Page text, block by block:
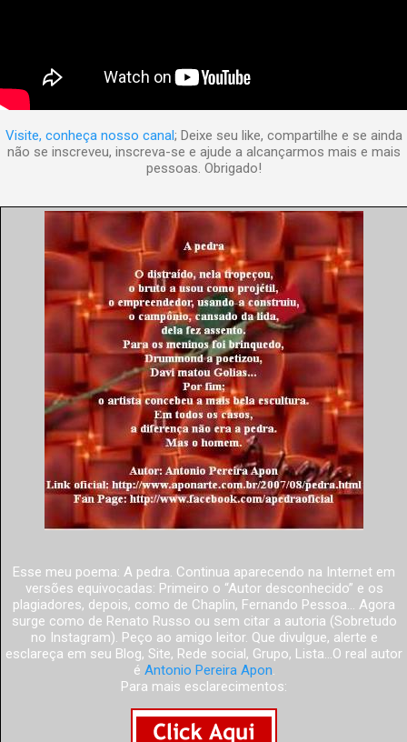
Visite, conheça nosso canal; Deixe seu like, compartilhe e se ainda
não se inscreveu, inscreva-se e ajude a alcançarmos mais e mais
pessoas. Obrigado!
Esse meu poema: A pedra. Continua aparecendo na Internet em
versões equivocadas: Primeiro o “Autor desconhecido” e os
plagiadores, depois, como de Chaplin, Fernando Pessoa... Agora
surge como de Renato Russo ou sem citar a autoria (Sobretudo
no Instagram). Peço ao amigo leitor. Que divulgue, alerte e
esclareça em seu Blog, Site, Rede social, Grupo, Lista...O real autor
é Antonio Pereira Apon.
Para mais esclarecimentos: